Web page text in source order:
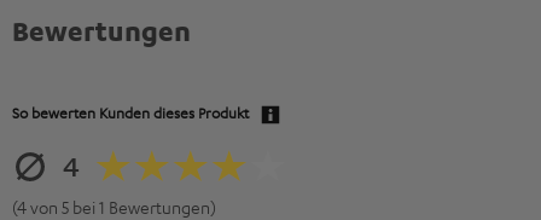
Bewertungen
So bewerten Kunden dieses Produkt
4
(4 von 5 bei 1 Bewertungen)